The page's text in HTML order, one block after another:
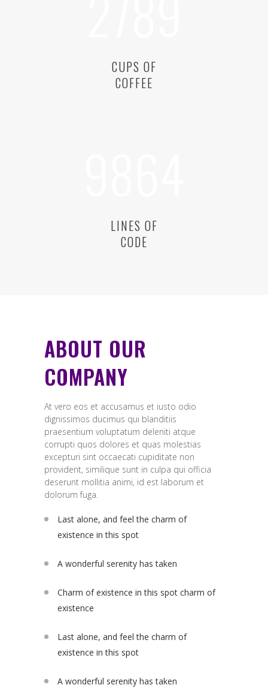
CUPS OF
COFFEE
LINES OF
CODE
ABOUT OUR
COMPANY
At vero eos et accusamus et iusto odio
dignissimos ducimus qui blanditiis
praesentium voluptatum deleniti atque
corrupti quos dolores et quas molestias
excepturi sint occaecati cupiditate non
provident, similique sunt in culpa qui officia
deserunt mollitia animi, id est laborum et
dolorum fuga.
Last alone, and feel the charm of
existence in this spot
A wonderful serenity has taken
Charm of existence in this spot charm of
existence
Last alone, and feel the charm of
existence in this spot
A wonderful serenity has taken